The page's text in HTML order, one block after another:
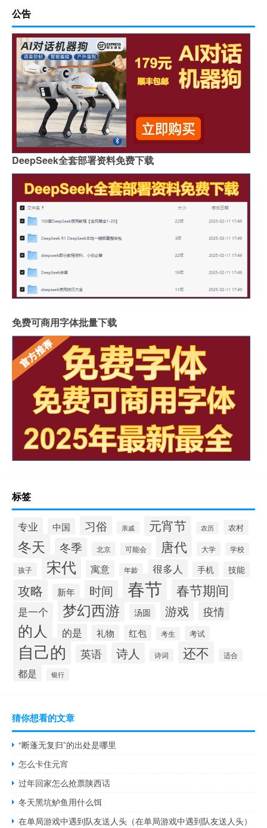
公告
DeepSeek全套部署资料免费下载
免费可商用字体批量下载
标签
专业 中国 习俗 亲戚 元宵节 农历 农村
冬天 冬季 北京 可能会 唐代 大学 学校
孩子 宋代 寓意 年龄 很多人 手机 技能
攻略 新年 时间 春节 春节期间
是一个 梦幻西游 汤圆 游戏 疫情
的人 的是 礼物 红包 考生 考试
自己的 英语 诗人 诗词 还不 适合
都是 银行
猜你想看的文章
“断蓬无复归”的出处是哪里
怎么卡住元宵
过年回家怎么抢票陕西话
冬天黑坑鲈鱼用什么饵
在单局游戏中遇到队友送人头（在单局游戏中遇到队友送人头）